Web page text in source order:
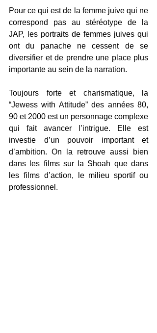
Pour ce qui est de la femme juive qui ne
correspond pas au stéréotype de la
JAP, les portraits de femmes juives qui
ont du panache ne cessent de se
diversifier et de prendre une place plus
importante au sein de la narration.
Toujours forte et charismatique, la
“Jewess with Attitude” des années 80,
90 et 2000 est un personnage complexe
qui fait avancer l’intrigue. Elle est
investie d’un pouvoir important et
d’ambition. On la retrouve aussi bien
dans les films sur la Shoah que dans
les films d’action, le milieu sportif ou
professionnel.